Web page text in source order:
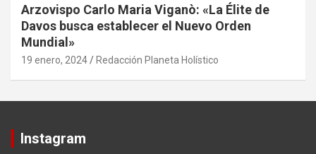
Arzovispo Carlo Maria Viganò: «La Élite de
Davos busca establecer el Nuevo Orden
Mundial»
19 enero, 2024 Redacción Planeta Holístico
Instagram